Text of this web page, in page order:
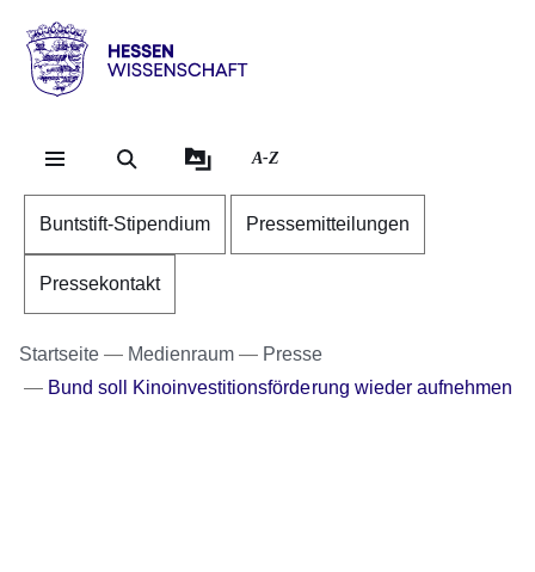
Hessen
Wissenschaft
A-Z
Buntstift-Stipendium Pressemitteilungen
Pressekontakt
Startseite Medienraum
Presse
Bund soll Kinoinvestitionsförderung wieder aufnehmen